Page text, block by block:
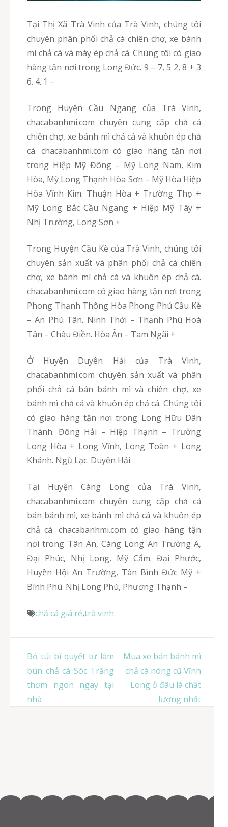
Tại Thị Xã Trà Vinh của Trà Vinh, chúng tôi
chuyên phân phối chả cá chiên chợ, xe bánh
mì chả cá và máy ép chả cá. Chúng tôi có giao
hàng tận nơi trong Long Đức. 9 – 7, 5 2, 8 + 3
6. 4. 1 –
Trong Huyện Cầu Ngang của Trà Vinh,
chacabanhmi.com chuyên cung cấp chả cá
chiên chợ, xe bánh mì chả cá và khuôn ép chả
cá. chacabanhmi.com có giao hàng tận nơi
trong Hiệp Mỹ Đông – Mỹ Long Nam, Kim
Hòa, Mỹ Long Thạnh Hòa Sơn – Mỹ Hòa Hiệp
Hòa Vĩnh Kim. Thuận Hòa + Trường Thọ +
Mỹ Long Bắc Cầu Ngang + Hiệp Mỹ Tây +
Nhị Trường, Long Sơn +
Trong Huyện Cầu Kè của Trà Vinh, chúng tôi
chuyên sản xuất và phân phối chả cá chiên
chợ, xe bánh mì chả cá và khuôn ép chả cá.
chacabanhmi.com có giao hàng tận nơi trong
Phong Thạnh Thông Hòa Phong Phú Cầu Kè
– An Phú Tân. Ninh Thới – Thạnh Phú Hoà
Tân – Châu Điền. Hòa Ân – Tam Ngãi +
Ở Huyện Duyên Hải của Trà Vinh,
chacabanhmi.com chuyên sản xuất và phân
phối chả cá bán bánh mì và chiên chợ, xe
bánh mì chả cá và khuôn ép chả cá. Chúng tôi
có giao hàng tận nơi trong Long Hữu Dân
Thành. Đông Hải – Hiệp Thạnh – Trường
Long Hòa + Long Vĩnh, Long Toàn + Long
Khánh. Ngũ Lạc. Duyên Hải.
Tại Huyện Càng Long của Trà Vinh,
chacabanhmi.com chuyên cung cấp chả cá
bán bánh mì, xe bánh mì chả cá và khuôn ép
chả cá. chacabanhmi.com có giao hàng tận
nơi trong Tân An, Càng Long An Trường A,
Đại Phúc, Nhị Long, Mỹ Cẩm. Đại Phước,
Huyền Hội An Trường, Tân Bình Đức Mỹ +
Bình Phú. Nhị Long Phú, Phương Thạnh –
chả cá giá rẻ,trà vinh
Điều
hướng
bài
viết
Bỏ túi bí quyết tự làm
bún chả cá Sóc Trăng
thơm ngon ngay tại
nhà
Mua xe bán bánh mì
chả cá nóng cũ Vĩnh
Long ở đâu là chất
lượng nhất